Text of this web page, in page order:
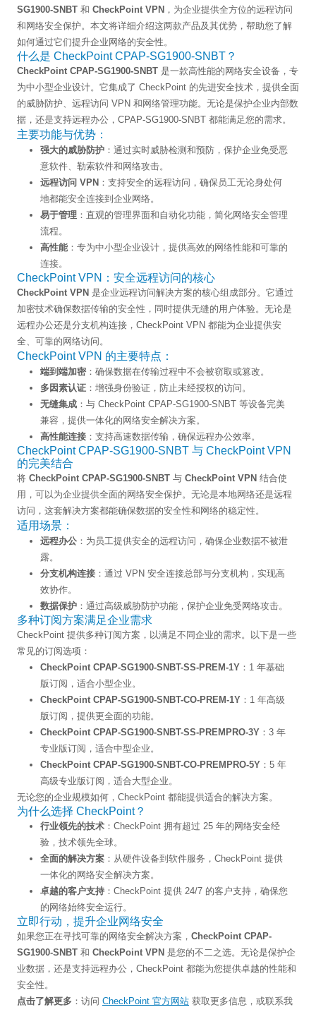
SG1900-SNBT 和 CheckPoint VPN ，为企业提供全方位的远程访问
和网络安全保护。本文将详细介绍这两款产品及其优势，帮助您了解
如何通过它们提升企业网络的安全性。
什么是 CheckPoint CPAP-SG1900-SNBT？
CheckPoint CPAP-SG1900-SNBT 是一款高性能的网络安全设备，专
为中小型企业设计。它集成了 CheckPoint 的先进安全技术，提供全面
的威胁防护、远程访问 VPN 和网络管理功能。无论是保护企业内部数
据，还是支持远程办公，CPAP-SG1900-SNBT 都能满足您的需求。
主要功能与优势：
强大的威胁防护：通过实时威胁检测和预防，保护企业免受恶
意软件、勒索软件和网络攻击。
远程访问 VPN ：支持安全的远程访问，确保员工无论身处何
地都能安全连接到企业网络。
易于管理：直观的管理界面和自动化功能，简化网络安全管理
流程。
高性能：专为中小型企业设计，提供高效的网络性能和可靠的
连接。
CheckPoint VPN：安全远程访问的核心
CheckPoint VPN 是企业远程访问解决方案的核心组成部分。它通过
加密技术确保数据传输的安全性，同时提供无缝的用户体验。无论是
远程办公还是分支机构连接，CheckPoint VPN 都能为企业提供安
全、可靠的网络访问。
CheckPoint VPN 的主要特点：
端到端加密：确保数据在传输过程中不会被窃取或篡改。
多因素认证：增强身份验证，防止未经授权的访问。
无缝集成：与 CheckPoint CPAP-SG1900-SNBT 等设备完美
兼容，提供一体化的网络安全解决方案。
高性能连接：支持高速数据传输，确保远程办公效率。
CheckPoint CPAP-SG1900-SNBT 与 CheckPoint VPN
的完美结合
将 CheckPoint CPAP-SG1900-SNBT 与 CheckPoint VPN 结合使
用，可以为企业提供全面的网络安全保护。无论是本地网络还是远程
访问，这套解决方案都能确保数据的安全性和网络的稳定性。
适用场景：
远程办公：为员工提供安全的远程访问，确保企业数据不被泄
露。
分支机构连接：通过 VPN 安全连接总部与分支机构，实现高
效协作。
数据保护：通过高级威胁防护功能，保护企业免受网络攻击。
多种订阅方案满足企业需求
CheckPoint 提供多种订阅方案，以满足不同企业的需求。以下是一些
常见的订阅选项：
CheckPoint CPAP-SG1900-SNBT-SS-PREM-1Y：1 年基础
版订阅，适合小型企业。
CheckPoint CPAP-SG1900-SNBT-CO-PREM-1Y：1 年高级
版订阅，提供更全面的功能。
CheckPoint CPAP-SG1900-SNBT-SS-PREMPRO-3Y：3 年
专业版订阅，适合中型企业。
CheckPoint CPAP-SG1900-SNBT-CO-PREMPRO-5Y：5 年
高级专业版订阅，适合大型企业。
无论您的企业规模如何，CheckPoint 都能提供适合的解决方案。
为什么选择 CheckPoint？
行业领先的技术：CheckPoint 拥有超过 25 年的网络安全经
验，技术领先全球。
全面的解决方案：从硬件设备到软件服务，CheckPoint 提供
一体化的网络安全解决方案。
卓越的客户支持：CheckPoint 提供 24/7 的客户支持，确保您
的网络始终安全运行。
立即行动，提升企业网络安全
如果您正在寻找可靠的网络安全解决方案， CheckPoint CPAP-
SG1900-SNBT 和 CheckPoint VPN 是您的不二之选。无论是保护企
业数据，还是支持远程办公，CheckPoint 都能为您提供卓越的性能和
安全性。
点击了解更多 ：访问 CheckPoint 官方网站 获取更多信息，或联系我